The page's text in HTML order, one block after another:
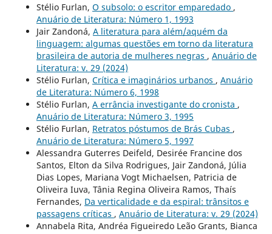
Stélio Furlan, O subsolo: o escritor emparedado ,
Anuário de Literatura: Número 1, 1993
Jair Zandoná, A literatura para além/aquém da
linguagem: algumas questões em torno da literatura
brasileira de autoria de mulheres negras , Anuário de
Literatura: v. 29 (2024)
Stélio Furlan, Crítica e imaginários urbanos , Anuário
de Literatura: Número 6, 1998
Stélio Furlan, A errância investigante do cronista ,
Anuário de Literatura: Número 3, 1995
Stélio Furlan, Retratos póstumos de Brás Cubas ,
Anuário de Literatura: Número 5, 1997
Alessandra Guterres Deifeld, Desirée Francine dos
Santos, Elton da Silva Rodrigues, Jair Zandoná, Júlia
Dias Lopes, Mariana Vogt Michaelsen, Patricia de
Oliveira Iuva, Tânia Regina Oliveira Ramos, Thaís
Fernandes, Da verticalidade e da espiral: trânsitos e
passagens críticas , Anuário de Literatura: v. 29 (2024)
Annabela Rita, Andréa Figueiredo Leão Grants, Bianca